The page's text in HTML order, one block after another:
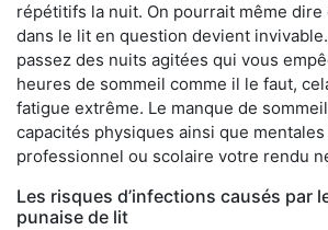
répétitifs la nuit. On pourrait même
dans le lit en question devient
passez des nuits agitées qui vous
heures de sommeil comme il le faut,
fatigue extrême. Le manque de
capacités physiques ainsi que
professionnel ou scolaire votre rendu
Les risques d’infections causés par
punaise de lit